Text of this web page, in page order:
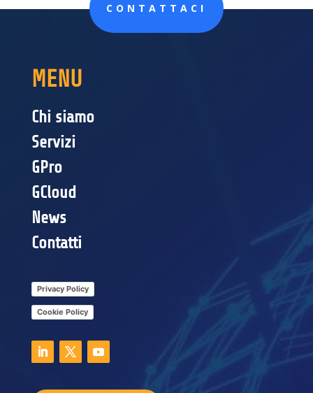
CONTATTACI
MENU
Chi siamo
Servizi
GPro
GCloud
News
Contatti
Privacy Policy
Cookie Policy